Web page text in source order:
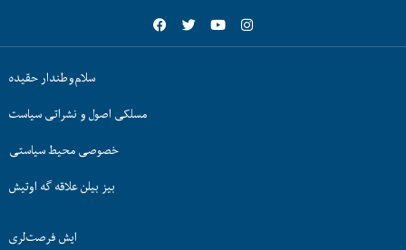
سلام‌وطندار حقیده
مسلکی اصول و نشراتی سیاست
خصوصی محیط سیاستی
بیز بیلن علاقه گه اوتیش
ایش فرصت‌لری